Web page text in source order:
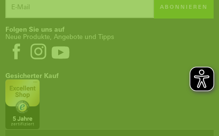
ABONNIEREN
Folgen Sie uns auf
Neue Produkte, Angebote und Tipps
Gesicherter Kauf